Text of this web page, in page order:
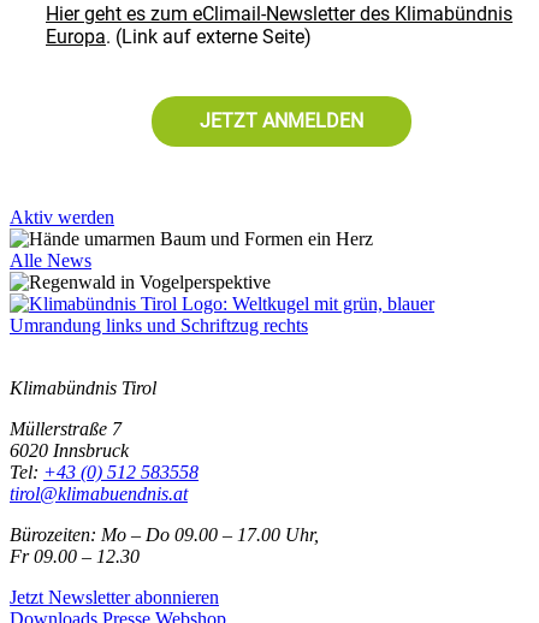
Hier geht es zum eClimail-Newsletter des Klimabündnis
Europa. (Link auf externe Seite)
JETZT ANMELDEN
Aktiv werden
Alle News
Klimabündnis Tirol
Müllerstraße 7
6020 Innsbruck
Tel: +43 (0) 512 583558
tirol@klimabuendnis.at
Bürozeiten: Mo – Do 09.00 – 17.00 Uhr,
Fr 09.00 – 12.30
Jetzt Newsletter abonnieren
Downloads Presse Webshop